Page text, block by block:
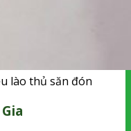
lào thủ săn đón